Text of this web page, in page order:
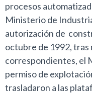
procesos
Ministerio de
autorización de
octubre de 1992, tras
correspondientes, el
permiso de
trasladaron a las